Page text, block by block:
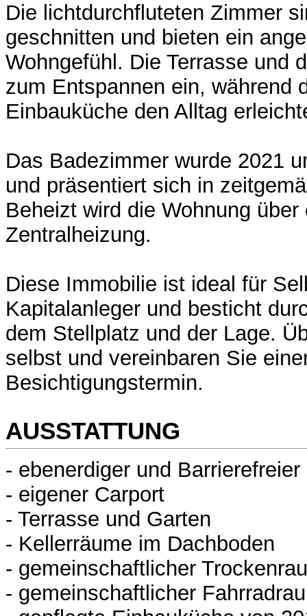
Die lichtdurchfluteten Zimmer
geschnitten und bieten ein
Wohngefühl. Die Terrasse und
zum Entspannen ein, während
Einbauküche den Alltag
Das Badezimmer wurde 2021
und präsentiert sich in
Beheizt wird die Wohnung über
Zentralheizung.
Diese Immobilie ist ideal für
Kapitalanleger und besticht
dem Stellplatz und der Lage.
selbst und vereinbaren Sie
Besichtigungstermin.
AUSSTATTUNG
- ebenerdiger und
- eigener Carport
- Terrasse und Garten
- Kellerräume im Dachboden
- gemeinschaftlicher
- gemeinschaftlicher